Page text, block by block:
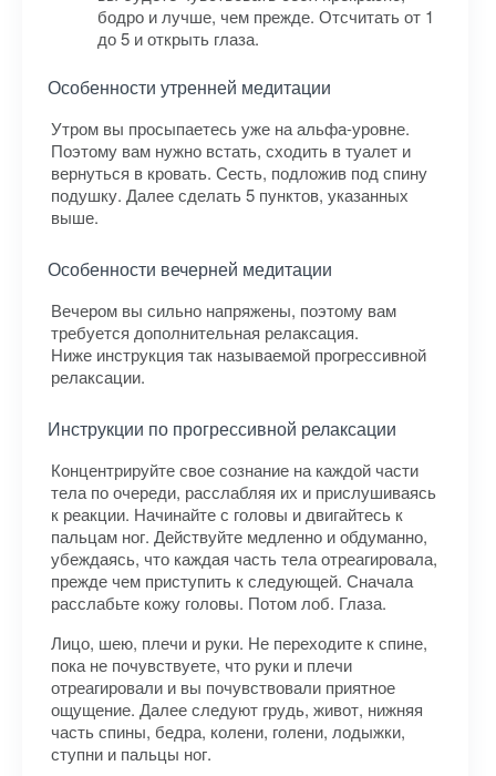
бодро и лучше, чем прежде. Отсчитать от 1
до 5 и открыть глаза.
Особенности утренней медитации
Утром вы просыпаетесь уже на альфа-уровне.
Поэтому вам нужно встать, сходить в туалет и
вернуться в кровать. Сесть, подложив под спину
подушку. Далее сделать 5 пунктов, указанных
выше.
Особенности вечерней медитации
Вечером вы сильно напряжены, поэтому вам
требуется дополнительная релаксация.
Ниже инструкция так называемой прогрессивной
релаксации.
Инструкции по прогрессивной релаксации
Концентрируйте свое сознание на каждой части
тела по очереди, расслабляя их и прислушиваясь
к реакции. Начинайте с головы и двигайтесь к
пальцам ног. Действуйте медленно и обдуманно,
убеждаясь, что каждая часть тела отреагировала,
прежде чем приступить к следующей. Сначала
расслабьте кожу головы. Потом лоб. Глаза.
Лицо, шею, плечи и руки. Не переходите к спине,
пока не почувствуете, что руки и плечи
отреагировали и вы почувствовали приятное
ощущение. Далее следуют грудь, живот, нижняя
часть спины, бедра, колени, голени, лодыжки,
ступни и пальцы ног.